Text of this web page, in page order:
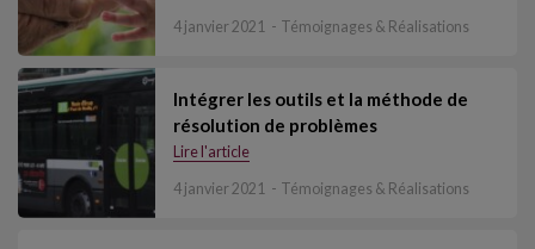
4 janvier 2021 Témoignages & Réalisations
Intégrer les outils et la méthode de
résolution de problèmes
Lire l'article
4 janvier 2021 Témoignages & Réalisations